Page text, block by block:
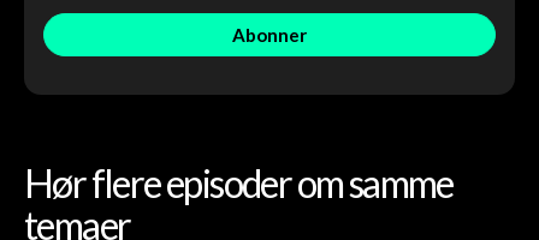
Hør flere episoder om samme
temaer